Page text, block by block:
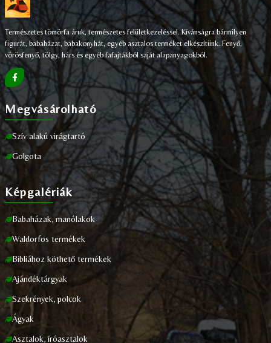
Természetes tömörfa áruk, természetes felületkezeléssel. Kívánságra bármilyen
figurát, babaházat, babakonyhát, egyéb asztalos terméket elkészítünk. Fenyő,
vörösfenyő, tölgy, hárs és egyéb fafajtákból saját alapanyagokból.
Megvásárolható
Szív alakú virágtartó
Golgota
Képgalériák
Babaházak, manólakok
Waldorfos termékek
Bibliához köthető termékek
Ajándéktárgyak
Szekrények, polcok
Ágyak
Asztalok, íróasztalok